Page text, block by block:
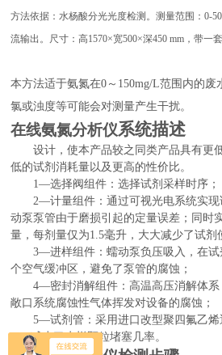
方法依据：水杨酸分光光度检测。测量范围：0-
流输出。尺寸：高1570×宽500×深450 mm，带一
本方法适于氨氮在0 ～ 150mg/L范围内的废
氯或浊度等可能会对测量产生干扰。
在线氨氮分析仪系统描述
设计，使本产品较之同类产品具有更
低的试剂消耗量以及更高的性价比。
1—选择阀组件：选择试剂采样时序；
2—计量组件：通过可视光电系统实
动泵泵管由于磨损引起的定量误差；同时
量，每剂量仅为1.5毫升，大大减少了试剂
3—进样组件：蠕动泵负压吸入，在
个空气缓冲区，避免了泵管的腐蚀；
4—密封消解组件：高温高压消解体系
敞口系统腐蚀性气体挥发对设备的腐蚀；
5—试剂管：采用进口改型聚四氟乙烯
m，减少了水样颗粒堵塞几率。